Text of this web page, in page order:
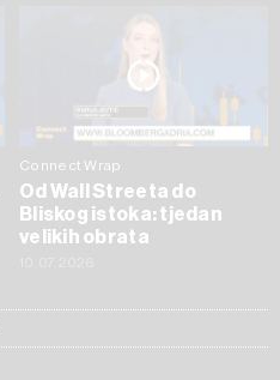
Connect Wrap
Od Wall Streeta do
Bliskog istoka: tjedan
velikih obrata